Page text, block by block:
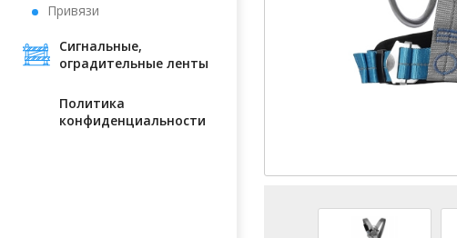
Привязи
Сигнальные,
оградительные ленты
Политика
конфиденциальности